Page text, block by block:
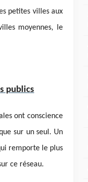
petites villes aux
moyennes, le
publics
ont conscience
sur un seul. Un
remporte le plus
ce réseau.